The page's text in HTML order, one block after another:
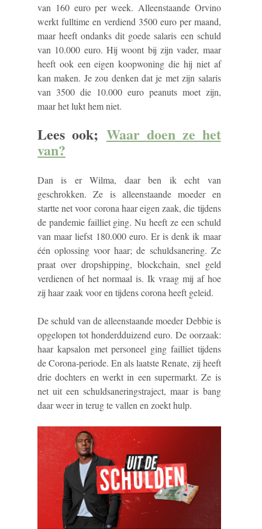
van 160 euro per week. Alleenstaande Orvino
werkt fulltime en verdiend 3500 euro per maand,
maar heeft ondanks dit goede salaris een schuld
van 10.000 euro. Hij woont bij zijn vader, maar
heeft ook een eigen koopwoning die hij niet af
kan maken. Je zou denken dat je met zijn salaris
van 3500 die 10.000 euro peanuts moet zijn,
maar het lukt hem niet.
Lees ook; Waar doen ze het
van?
Dan is er Wilma, daar ben ik echt van
geschrokken. Ze is alleenstaande moeder en
startte net voor corona haar eigen zaak, die tijdens
de pandemie failliet ging. Nu heeft ze een schuld
van maar liefst 180.000 euro. Er is denk ik maar
één oplossing voor haar; de schuldsanering. Ze
praat over dropshipping, blockchain, snel geld
verdienen of het normaal is. Ik vraag mij af hoe
zij haar zaak voor en tijdens corona heeft geleid.
De schuld van de alleenstaande moeder Debbie is
opgelopen tot honderdduizend euro. De oorzaak:
haar kapsalon met personeel ging failliet tijdens
de Corona-periode. En als laatste Renate, zij heeft
drie dochters en werkt in een supermarkt. Ze is
net uit een schuldsaneringstraject, maar is bang
daar weer in terug te vallen en zoekt hulp.